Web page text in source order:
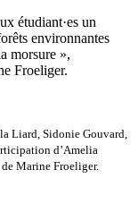
étudiant·es un
environnantes
morsure »,
Froeliger.
Liard, Sidonie Gouvard,
d’Amelia
Marine Froeliger.